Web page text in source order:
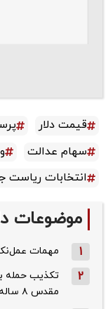
قیمت دلار
سهام عدالت
انتخابات ریاست
موضوعات
1 مهمات
2
تکذیب حمله
مقدس ۸ ساله منفجر شد